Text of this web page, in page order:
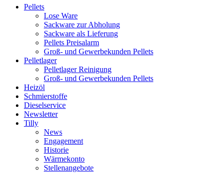
Pellets
Lose Ware
Sackware zur Abholung
Sackware als Lieferung
Pellets Preisalarm
Groß- und Gewerbekunden Pellets
Pelletlager
Pelletlager Reinigung
Groß- und Gewerbekunden Pellets
Heizöl
Schmierstoffe
Dieselservice
Newsletter
Tilly
News
Engagement
Historie
Wärmekonto
Stellenangebote